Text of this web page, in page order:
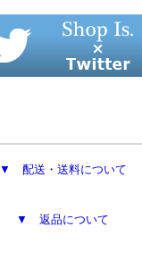
▼ 配送・送料について
▼ 返品について